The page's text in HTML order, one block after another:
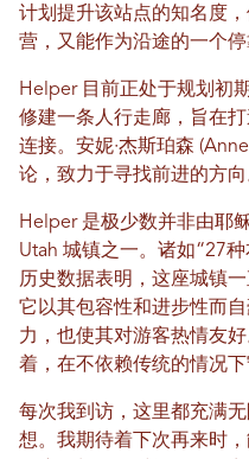
计划提升该站点的知名度
营，又能作为沿途的一个停
Helper 目前正处于规划初
修建一条人行走廊，旨在
连接。安妮·杰斯珀森
论，致力于寻找前进的方向
Helper 是极少数并非由耶
Utah 城镇之一。诸如“27
历史数据表明，这座城镇
它以其包容性和进步性而
力，也使其对游客热情友
着，在不依赖传统的情况
每次我到访，这里都充满
想。我期待着下次再来时